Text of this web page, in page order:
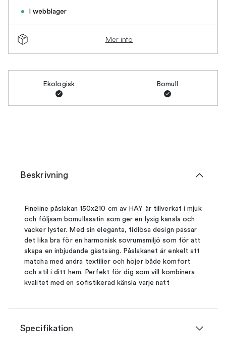
I webblager
Mer info
Ekologisk Bomull
Beskrivning
Fineline påslakan 150x210 cm av HAY är tillverkat i mjuk
och följsam bomullssatin som ger en lyxig känsla och
vacker lyster. Med sin eleganta, tidlösa design passar
det lika bra för en harmonisk sovrumsmiljö som för att
skapa en inbjudande gästsäng. Påslakanet är enkelt att
matcha med andra textilier och höjer både komfort
och stil i ditt hem. Perfekt för dig som vill kombinera
kvalitet med en sofistikerad känsla varje natt
Specifikation